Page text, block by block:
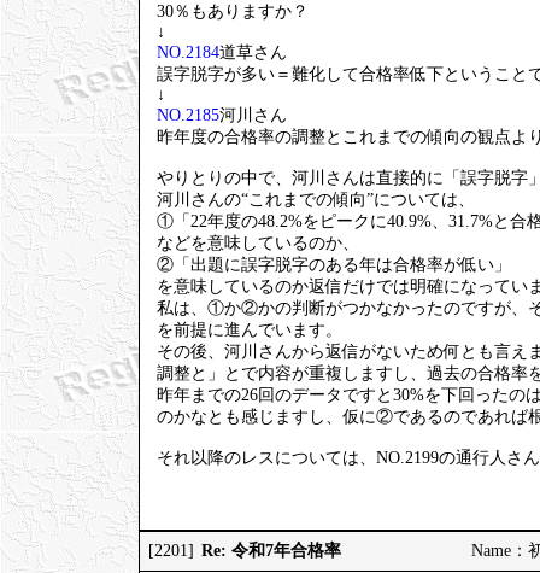
30％もありますか？
↓
NO.2184道草さん
誤字脱字が多い＝難化して合格率低下ということ
↓
NO.2185河川さん
昨年度の合格率の調整とこれまでの傾向の観点よ
やりとりの中で、河川さんは直接的に「誤字脱字
河川さんの“これまでの傾向”については、
①「22年度の48.2%をピークに40.9%、31.7%と合
などを意味しているのか、
②「出題に誤字脱字のある年は合格率が低い」
を意味しているのか返信だけでは明確になってい
私は、①か②かの判断がつかなかったのですが、
を前提に進んでいます。
その後、河川さんから返信がないため何とも言
調整と」とで内容が重複しますし、過去の合格率
昨年までの26回のデータですと30%を下回った
のかなとも感じますし、仮に②であるのであれば
それ以降のレスについては、NO.2199の通行人さ
[2201] Re: 令和7年合格率 Name：